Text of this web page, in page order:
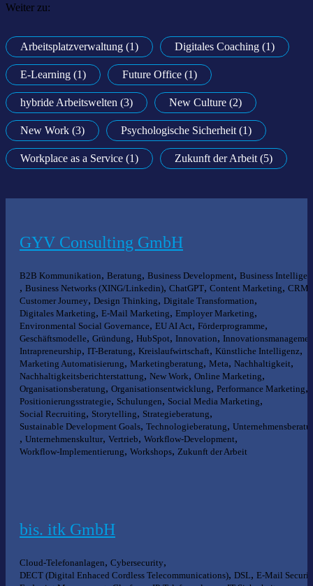
Weiter zu:
Arbeitsplatzverwaltung (1) Digitales Coaching (1)
E-Learning (1) Future Office (1)
hybride Arbeitswelten (3) New Culture (2)
New Work (3) Psychologische Sicherheit (1)
Workplace as a Service (1) Zukunft der Arbeit (5)
GYV Consulting GmbH
B2B Kommunikation, Beratung, Business Development, Business
, Business Networks (XING/Linkedin), ChatGPT, Content Marketing, CRM
Customer Journey, Design Thinking, Digitale Transformation,
Digitales Marketing, E-Mail Marketing, Employer Marketing,
Environmental Social Governance, EU AI Act, Förderprogramme,
Geschäftsmodelle, Gründung, HubSpot, Innovation,
Intrapreneurship, IT-Beratung, Kreislaufwirtschaft, Künstliche Intelligenz,
Marketing Automatisierung, Marketingberatung, Meta, Nachhaltigkeit,
Nachhaltigkeitsberichterstattung, New Work, Online Marketing,
Organisationsberatung, Organisationsentwicklung, Performance Marketing,
Positionierungsstrategie, Schulungen, Social Media Marketing,
Social Recruiting, Storytelling, Strategieberatung,
Sustainable Development Goals, Technologieberatung,
, Unternehmenskultur, Vertrieb, Workflow-Development,
Workflow-Implementierung, Workshops, Zukunft der Arbeit
bis. itk GmbH
Cloud-Telefonanlagen, Cybersecurity,
DECT (Digital Enhaced Cordless Telecommunications), DSL, E-Mail